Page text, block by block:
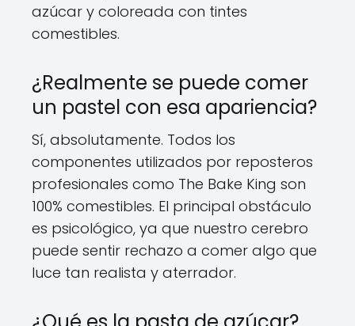
azúcar y coloreada con tintes
comestibles.
¿Realmente se puede comer
un pastel con esa apariencia?
Sí, absolutamente. Todos los
componentes utilizados por reposteros
profesionales como The Bake King son
100% comestibles. El principal obstáculo
es psicológico, ya que nuestro cerebro
puede sentir rechazo a comer algo que
luce tan realista y aterrador.